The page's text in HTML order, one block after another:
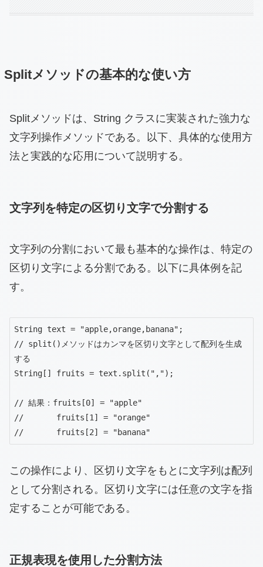
Splitメソッドの基本的な使い方
Splitメソッドは、String クラスに実装された強力な
文字列操作メソッドである。以下、具体的な使用方
法と実践的な応用について説明する。
文字列を特定の区切り文字で分割する
文字列の分割において最も基本的な操作は、特定の
区切り文字による分割である。以下に具体例を記
す。
String text = "apple,orange,banana";
// split()メソッドはカンマを区切り文字として配列を生成
する
String[] fruits = text.split(",");
// 結果：fruits[0] = "apple"
//       fruits[1] = "orange"
//       fruits[2] = "banana"
この操作により、区切り文字をもとに文字列は配列
として分割される。区切り文字には任意の文字を指
定することが可能である。
正規表現を使用した分割方法